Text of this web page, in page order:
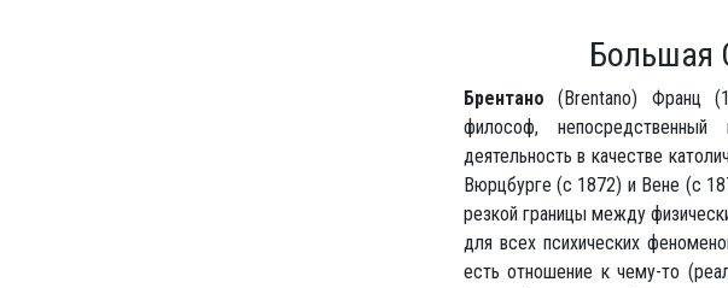
Большая
Брентано (Brentano) Франц
философ,
деятельность в качестве
Вюрцбурге (с 1872) и Вене (с
резкой границы между
для всех психических
есть отношение к чему-то